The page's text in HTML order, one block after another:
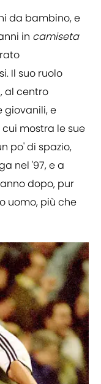
da bambino, e
in camiseta
Il suo ruolo
al centro
giovanili, e
mostra le sue
po' di spazio,
nel '97, e a
dopo, pur
uomo, più che